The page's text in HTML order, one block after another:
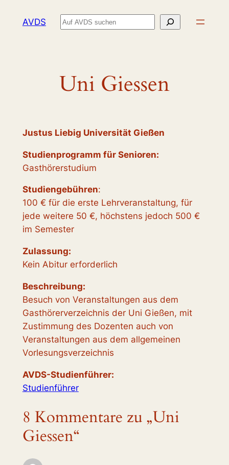
InhaltAVDS Suchen
Uni Giessen
Justus Liebig Universität Gießen
Studienprogramm für Senioren:
Gasthörerstudium
Studiengebühren:
100 € für die erste Lehrveranstaltung, für
jede weitere 50 €, höchstens jedoch 500 €
im Semester
Zulassung:
Kein Abitur erforderlich
Beschreibung:
Besuch von Veranstaltungen aus dem
Gasthörerverzeichnis der Uni Gießen, mit
Zustimmung des Dozenten auch von
Veranstaltungen aus dem allgemeinen
Vorlesungsverzeichnis
AVDS-Studienführer:
Studienführer
8 Kommentare zu „Uni
Giessen“